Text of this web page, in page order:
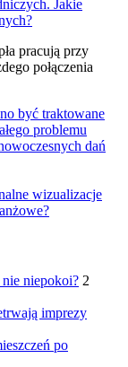
pracują przy
połączenia
być traktowane
problemu
dań
wizualizacje
niepokoi? 2
imprezy
po